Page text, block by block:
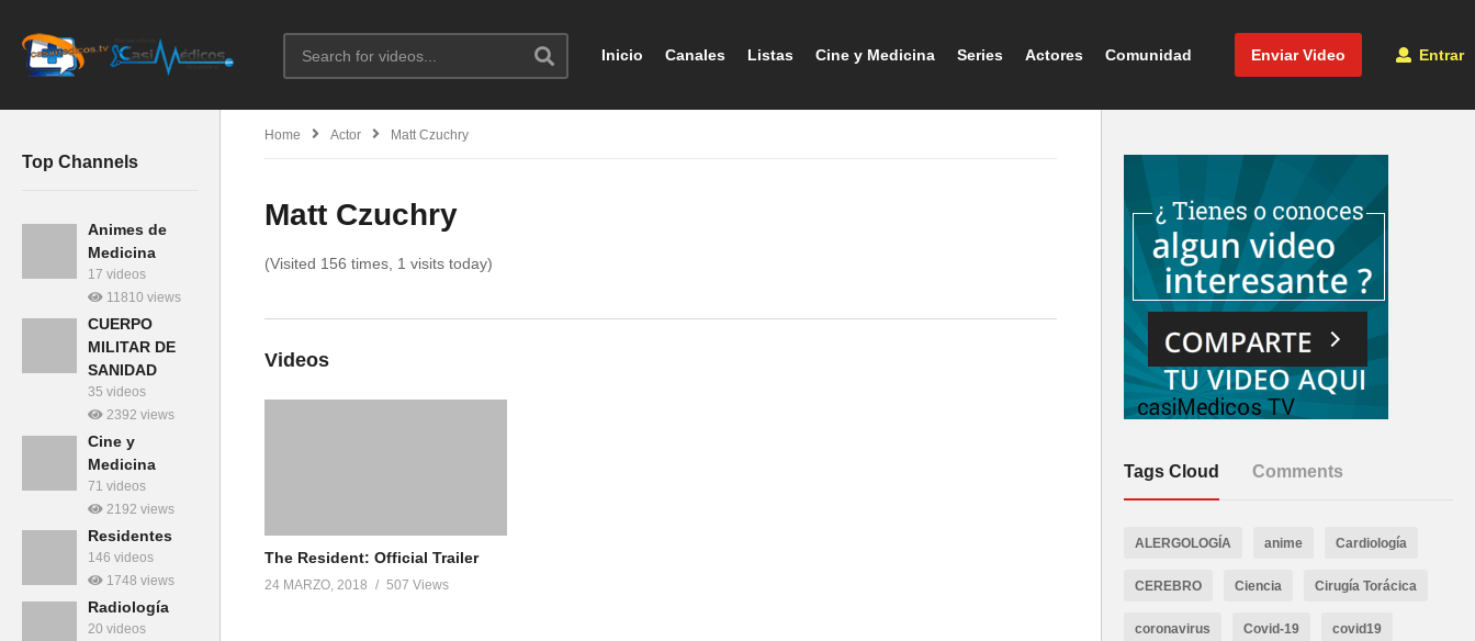
Enviar Video Entrar
Inicio Canales Listas Cine y Medicina Series Actores Comunidad
Top Channels
Animes de
Medicina
17 videos
11810 views
CUERPO
MILITAR DE
SANIDAD
35 videos
2392 views
Cine y
Medicina
71 videos
2192 views
Residentes
146 videos
1748 views
Radiología
20 videos
Home Actor Matt Czuchry
Matt Czuchry
(Visited 156 times, 1 visits today)
Videos
The Resident: Official Trailer
24 MARZO, 2018 507 Views
Tags Cloud Comments
ALERGOLOGÍA anime Cardiología
CEREBRO Ciencia Cirugía Torácica
coronavirus Covid-19 covid19